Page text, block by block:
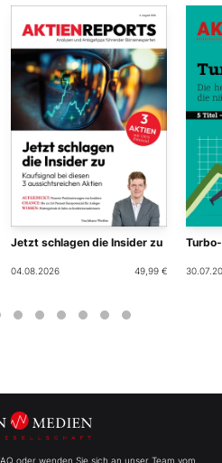
Jetzt schlagen die Insider zu
04.08.2026 49,99 €
oder wenden Sie sich an unser Team vom